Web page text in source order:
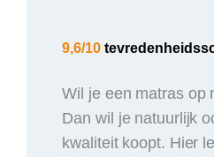
9,6/10
Wil je een matras op
Dan wil je natuurlijk
kwaliteit koopt. Hier